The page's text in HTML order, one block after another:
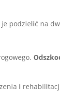
podzielić na
i